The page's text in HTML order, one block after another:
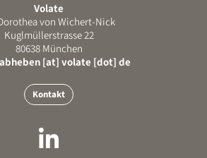
Volate
von Wichert-Nick
Kuglmüllerstrasse 22
80638 München
abheben [at] volate [dot] de
Kontakt